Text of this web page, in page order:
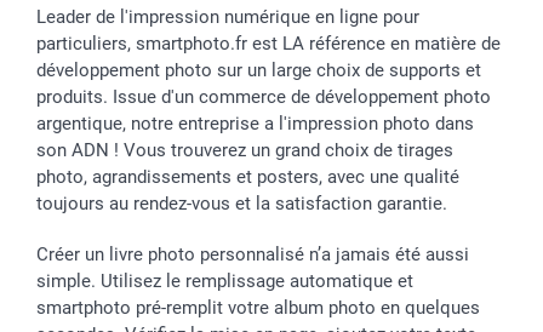
Cadres photo & accessoires déco
Dénicheur d'idées cadeau
Communion
Baptême
Toussaint
Rentrée des classes
Saint-Valentin
Vacances
Vie privée
Gestion des cookies
Tarifs
Partenariats & Influence
Investisseurs
smartfriends
Livraison
Modes de paiement
Grandes quantités
Statut de ma commande
Leader de l'impression numérique en ligne pour
particuliers, smartphoto.fr est LA référence en matière de
développement photo sur un large choix de supports et
produits. Issue d'un commerce de développement photo
argentique, notre entreprise a l'impression photo dans
son ADN ! Vous trouverez un grand choix de tirages
photo, agrandissements et posters, avec une qualité
toujours au rendez-vous et la satisfaction garantie.
Créer un livre photo personnalisé n’a jamais été aussi
simple. Utilisez le remplissage automatique et
smartphoto pré-remplit votre album photo en quelques